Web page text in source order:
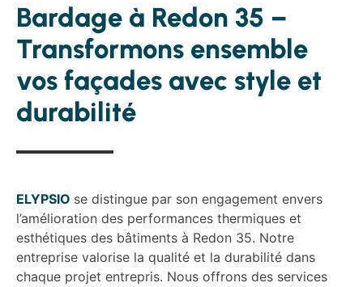
Bardage à Redon 35 –
Transformons ensemble
vos façades avec style et
durabilité
ELYPSIO se distingue par son engagement envers
l’amélioration des performances thermiques et
esthétiques des bâtiments à Redon 35. Notre
entreprise valorise la qualité et la durabilité dans
chaque projet entrepris. Nous offrons des services